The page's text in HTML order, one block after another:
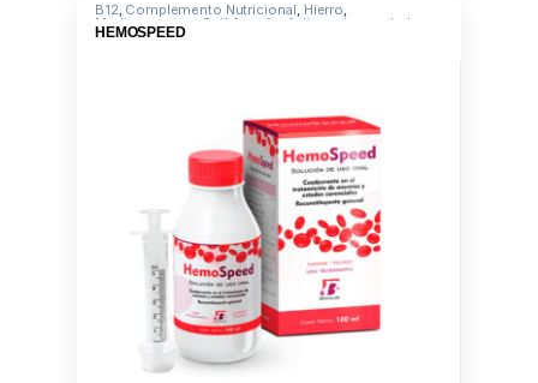
B12, Complemento Nutricional, Hierro,
Medicamentos Sulf. ferr+Ac. folico+cianocobal
Vitaminas
HEMOSPEED